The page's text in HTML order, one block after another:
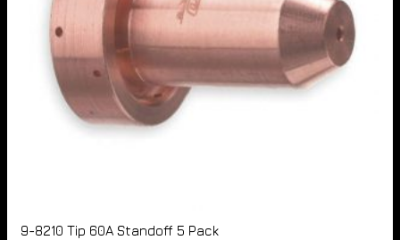
9-8210 Tip 60A Standoff 5 Pack